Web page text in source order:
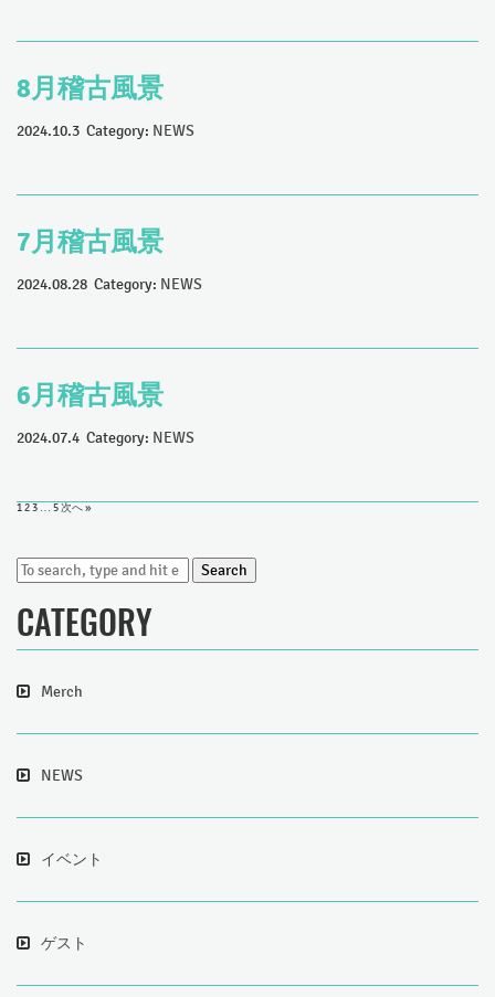
8月稽古風景
2024.10.3 Category: NEWS
7月稽古風景
2024.08.28 Category: NEWS
6月稽古風景
2024.07.4 Category: NEWS
123…5次へ »
Search
CATEGORY
Merch
NEWS
イベント
ゲスト